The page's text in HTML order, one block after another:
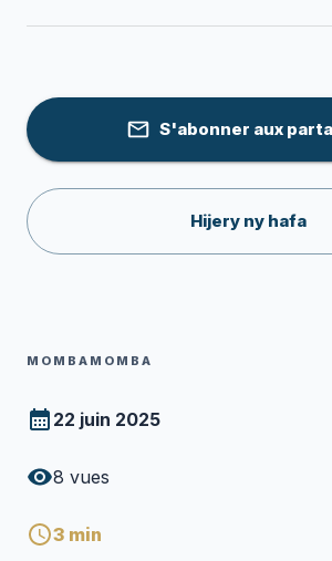
S'abonner aux
Hijery ny hafa
MOMBAMOMBA
22 juin 2025
8 vues
3 min